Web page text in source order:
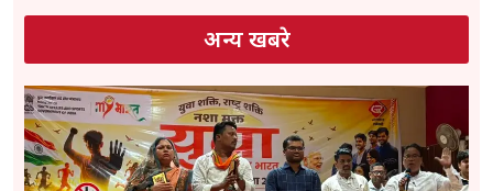
अन्य खबरे